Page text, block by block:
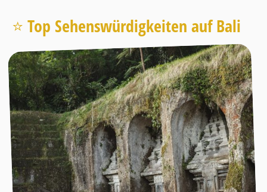
⭐️ Top Sehenswürdigkeiten auf Bali